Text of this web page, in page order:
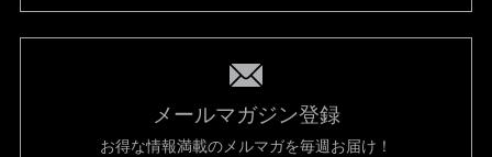
メールマガジン登録
お得な情報満載のメルマガを毎週お届け！